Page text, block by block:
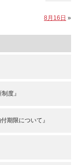
8月16日 »
度』
期限について』